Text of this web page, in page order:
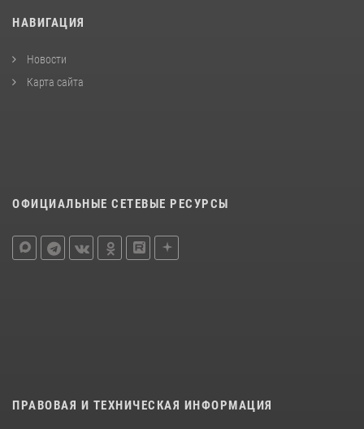
НАВИГАЦИЯ
Новости
Карта сайта
ОФИЦИАЛЬНЫЕ СЕТЕВЫЕ РЕСУРСЫ
ПРАВОВАЯ И ТЕХНИЧЕСКАЯ ИНФОРМАЦИЯ